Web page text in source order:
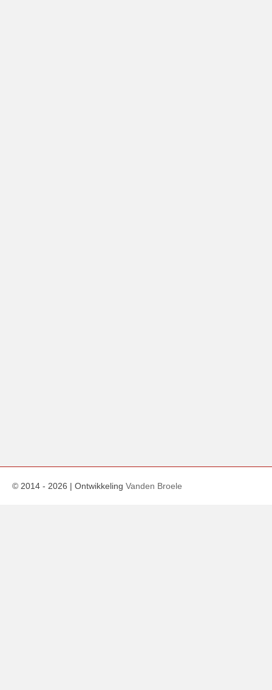
© 2014 - 2026 | Ontwikkeling Vanden Broele